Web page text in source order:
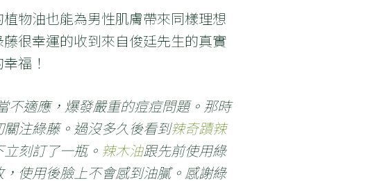
物油也能為男性肌膚帶來同樣理想
很幸運的收到來自俊廷先生的真實
福！
不適應，爆發嚴重的痘痘問題。那時
注綠藤。過沒多久後看到辣奇蹟辣
刻訂了一瓶。 辣木油跟先前使用綠
使用後臉上不會感到油膩。感謝綠